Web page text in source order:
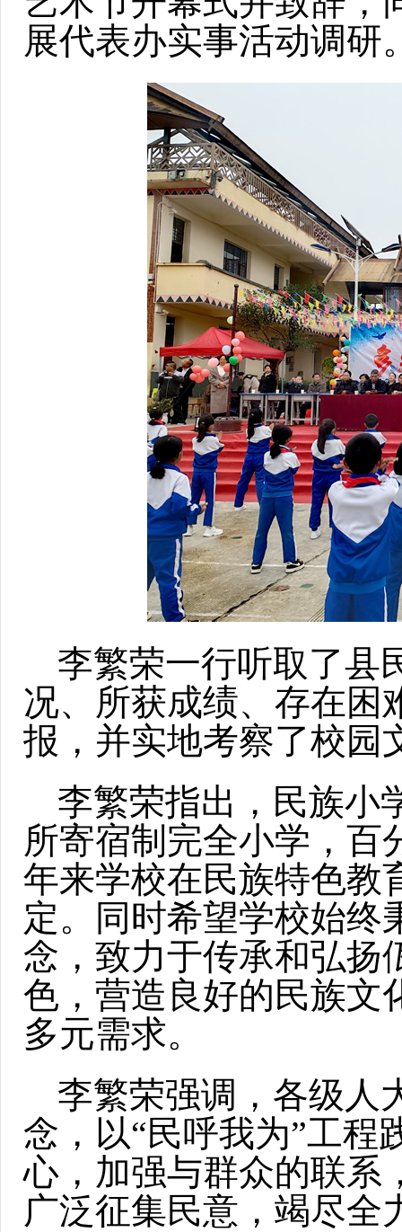
展代表办实事活动调研
李繁荣一行听取了县
况、所获成绩、存在困
报，并实地考察了校园
李繁荣指出，民族小
所寄宿制完全小学，百
年来学校在民族特色教
定。同时希望学校始终
念，致力于传承和弘扬
色，营造良好的民族文
多元需求。
李繁荣强调，各级人
念，以“民呼我为”工程
心，加强与群众的联系
广泛征集民意，竭尽全